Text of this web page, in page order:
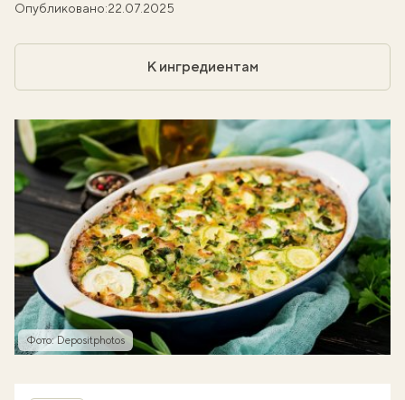
Опубликовано:22.07.2025
К ингредиентам
Фото: Depositphotos